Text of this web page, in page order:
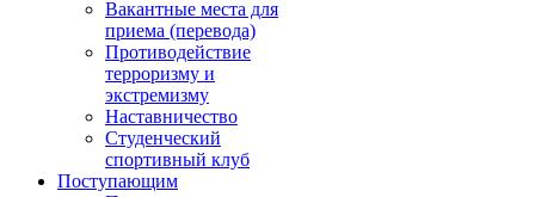
Вакантные места для
приема (перевода)
Противодействие
терроризму и
экстремизму
Наставничество
Студенческий
спортивный клуб
Поступающим